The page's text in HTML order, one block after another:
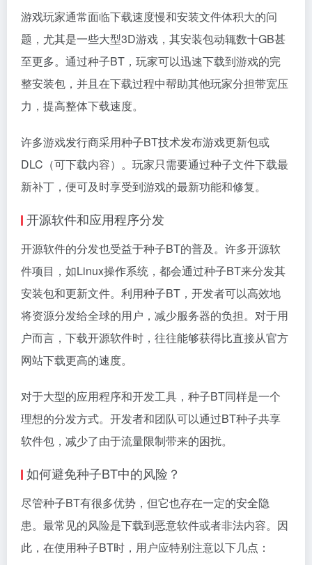
游戏玩家通常面临下载速度慢和安装文件体积大的问
题，尤其是一些大型3D游戏，其安装包动辄数十GB甚
至更多。通过种子BT，玩家可以迅速下载到游戏的完
整安装包，并且在下载过程中帮助其他玩家分担带宽压
力，提高整体下载速度。
许多游戏发行商采用种子BT技术发布游戏更新包或
DLC（可下载内容）。玩家只需要通过种子文件下载最
新补丁，便可及时享受到游戏的最新功能和修复。
开源软件和应用程序分发
开源软件的分发也受益于种子BT的普及。许多开源软
件项目，如Linux操作系统，都会通过种子BT来分发其
安装包和更新文件。利用种子BT，开发者可以高效地
将资源分发给全球的用户，减少服务器的负担。对于用
户而言，下载开源软件时，往往能够获得比直接从官方
网站下载更高的速度。
对于大型的应用程序和开发工具，种子BT同样是一个
理想的分发方式。开发者和团队可以通过BT种子共享
软件包，减少了由于流量限制带来的困扰。
如何避免种子BT中的风险？
尽管种子BT有很多优势，但它也存在一定的安全隐
患。最常见的风险是下载到恶意软件或者非法内容。因
此，在使用种子BT时，用户应特别注意以下几点：